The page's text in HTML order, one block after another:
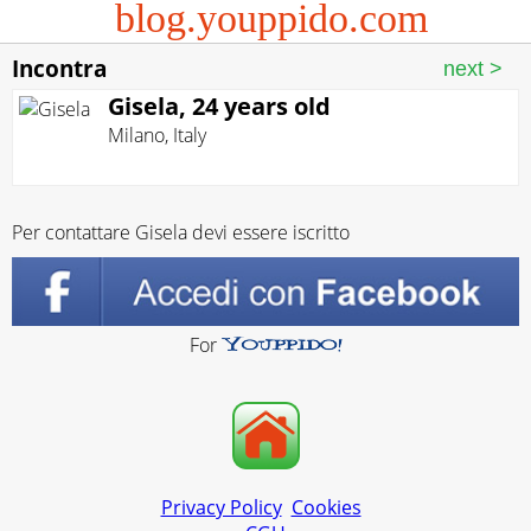
blog.youppido.com
Incontra
Gisela, 24 years old
Milano, Italy
Per contattare Gisela devi essere iscritto
For
Privacy Policy Cookies